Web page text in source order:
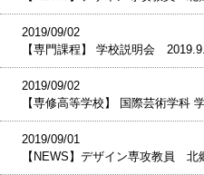
2019/09/02
【専門課程】 学校説明会
2019/09/02
【専修高等学校】 国際芸術学科
2019/09/01
【NEWS】デザイン専攻教員